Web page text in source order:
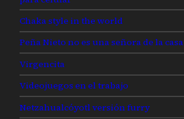
Chaka style in the world
Peña Nieto no es una señora de la casa
Virgencita
Videojuegos en el trabajo
Netzahualcóyotl versión furry